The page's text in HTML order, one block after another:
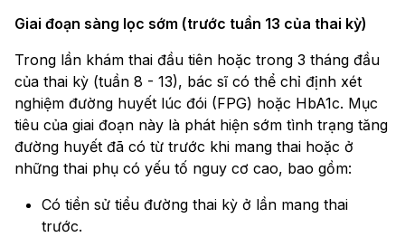
Giai đoạn sàng lọc sớm (trước tuần 13 của thai kỳ)
Trong lần khám thai đầu tiên hoặc trong 3 tháng đầu
của thai kỳ (tuần 8 - 13), bác sĩ có thể chỉ định xét
nghiệm đường huyết lúc đói (FPG) hoặc HbA1c. Mục
tiêu của giai đoạn này là phát hiện sớm tình trạng tăng
đường huyết đã có từ trước khi mang thai hoặc ở
những thai phụ có yếu tố nguy cơ cao, bao gồm:
Có tiền sử tiểu đường thai kỳ ở lần mang thai
trước.